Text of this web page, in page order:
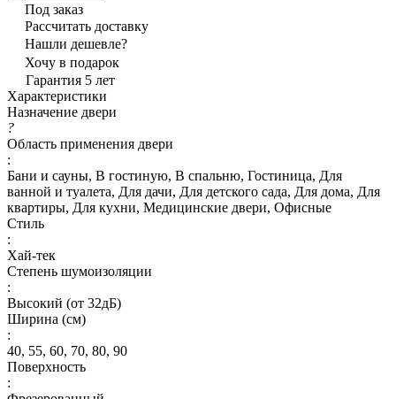
Под заказ
Рассчитать доставку
Нашли дешевле?
Хочу в подарок
Гарантия 5 лет
Характеристики
Назначение двери
?
Область применения двери
:
Бани и сауны, В гостиную, В спальню, Гостиница, Для
ванной и туалета, Для дачи, Для детского сада, Для дома, Для
квартиры, Для кухни, Медицинские двери, Офисные
Стиль
:
Хай-тек
Степень шумоизоляции
:
Высокий (от 32дБ)
Ширина (см)
:
40, 55, 60, 70, 80, 90
Поверхность
: